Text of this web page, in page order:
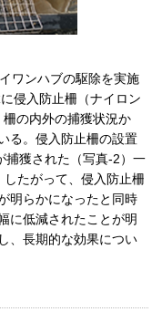
ワンハブの駆除を実施
侵入防止柵（ナイロン
の内外の捕獲状況か
る。侵入防止柵の設置
捕獲された（写真-2）一
たがって、侵入防止柵
明らかになったと同時
に低減されたことが明
、長期的な効果につい